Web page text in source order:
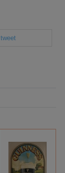
tweet